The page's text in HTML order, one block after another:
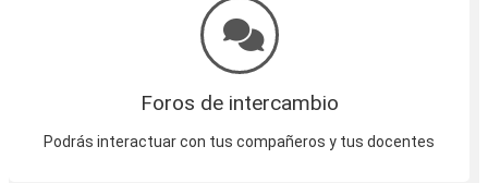
Foros de intercambio
Podrás interactuar con tus compañeros y tus docentes